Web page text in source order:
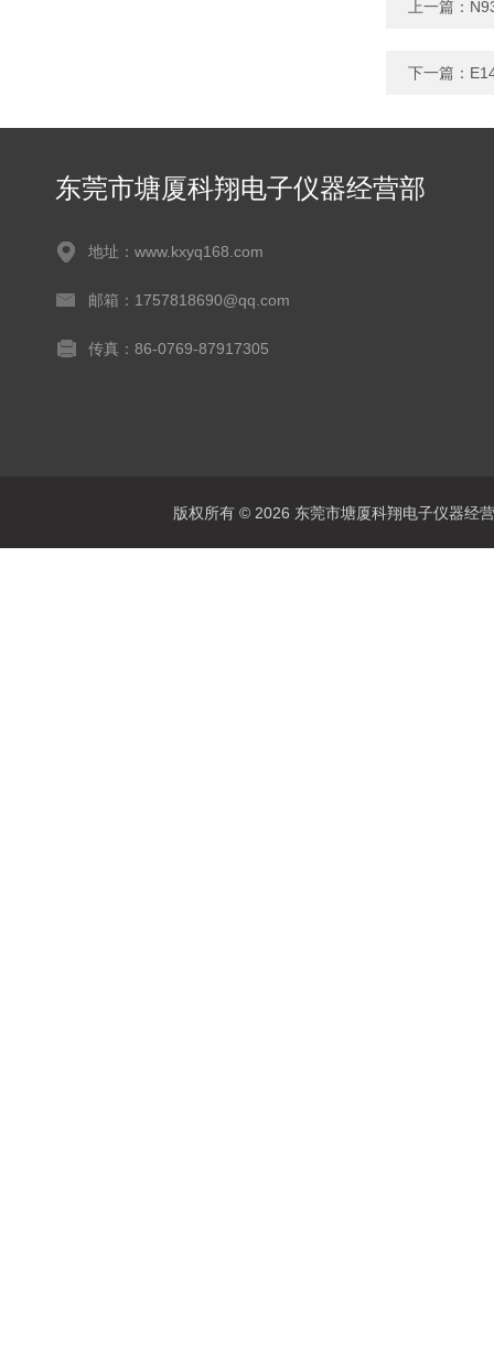
上一篇：
下一篇：
东莞市塘厦科翔电子仪器经营部
地址：www.kxyq168.com
邮箱：1757818690@qq.com
传真：86-0769-87917305
版权所有 © 2026 东莞市塘厦科翔电子仪器